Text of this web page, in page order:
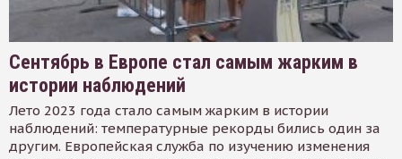
Сентябрь в Европе стал самым жарким в
истории наблюдений
Лето 2023 года стало самым жарким в истории
наблюдений: температурные рекорды бились один за
другим. Европейская служба по изучению изменения